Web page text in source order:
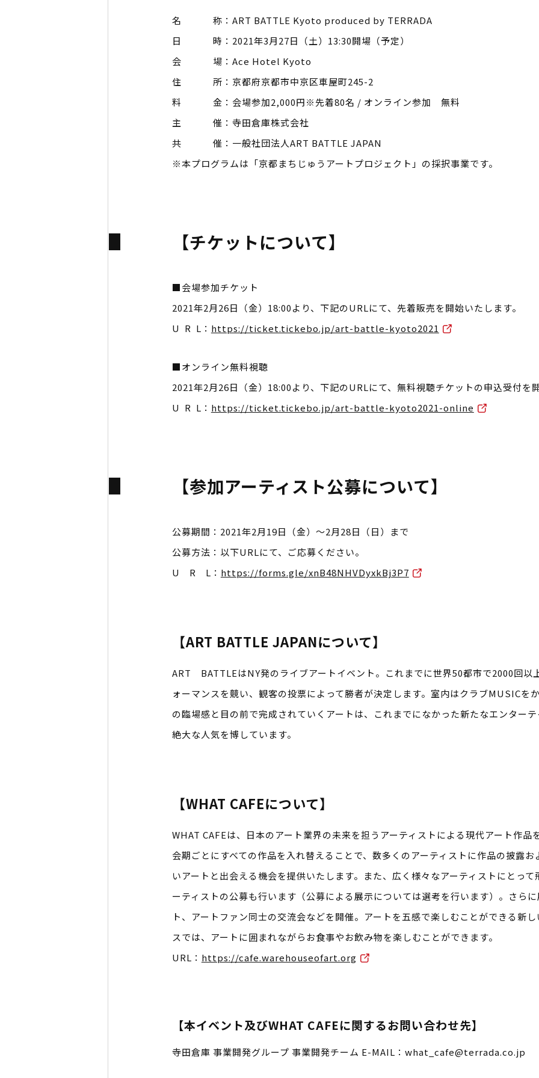
名 称：ART BATTLE Kyoto produced by TERRADA
日 時：2021年3月27日（土）13:30開場（予定）
会 場：Ace Hotel Kyoto
住 所：京都府京都市中京区車屋町245-2
料 金：会場参加2,000円※先着80名 / オンライン参加 無料
主 催：寺田倉庫株式会社
共 催：一般社団法人ART BATTLE JAPAN
※本プログラムは「京都まちじゅうアートプロジェクト」の採択事業です。
【チケットについて】
■会場参加チケット
2021年2月26日（金）18:00より、下記のURLにて、先着販売を開始いたします。
U R L： https://ticket.tickebo.jp/art-battle-kyoto2021
■オンライン無料視聴
2021年2月26日（金）18:00より、下記のURLにて、無料視聴チケットの申込受付を
U R L： https://ticket.tickebo.jp/art-battle-kyoto2021-online
【参加アーティスト公募について】
公募期間：2021年2月19日（金）～2月28日（日）まで
公募方法：以下URLにて、ご応募ください。
U R L： https://forms.gle/xnB48NHVDyxkBj3P7
【ART BATTLE JAPANについて】
ART BATTLEはNY発のライブアートイベント。これまでに世界50都市で2000回以
ォーマンスを競い、観客の投票によって勝者が決定します。室内はクラブMUSICを
の臨場感と目の前で完成されていくアートは、これまでになかった新たなエンター
絶大な人気を博しています。
【WHAT CAFEについて】
WHAT CAFEは、日本のアート業界の未来を担うアーティストによる現代アート作品
会期ごとにすべての作品を入れ替えることで、数多くのアーティストに作品の披露
いアートと出会える機会を提供いたします。また、広く様々なアーティストにとっ
ーティストの公募も行います（公募による展示については選考を行います）。さら
ト、アートファン同士の交流会などを開催。アートを五感で楽しむことができる新
スでは、アートに囲まれながらお食事やお飲み物を楽しむことができます。
URL： https://cafe.warehouseofart.org
【本イベント及びWHAT CAFEに関するお問い合わせ先】
寺田倉庫 事業開発グループ 事業開発チーム E-MAIL：what_cafe@terrada.co.jp